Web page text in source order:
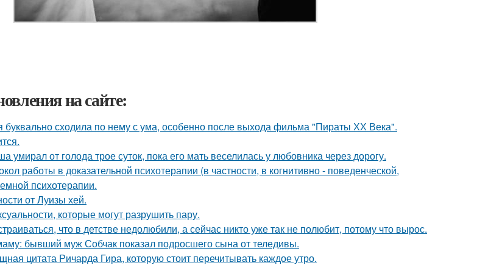
на сайте:
буквально сходила по нему с ума, особенно после выхода фильма "Пираты ХХ Века".
от голода трое суток, пока его мать веселилась у любовника через дорогу.
работы в доказательной психотерапии (в частности, в когнитивно - поведенческой,
психотерапии.
от Луизы хей.
которые могут разрушить пару.
что в детстве недолюбили, а сейчас никто уже так не полюбит, потому что вырос.
бывший муж Собчак показал подросшего сына от теледивы.
цитата Ричарда Гира, которую стоит перечитывать каждое утро.